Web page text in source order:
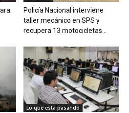
Policía Nacional interviene
taller mecánico en SPS y
recupera 13 motocicletas...
Lo que está pasando